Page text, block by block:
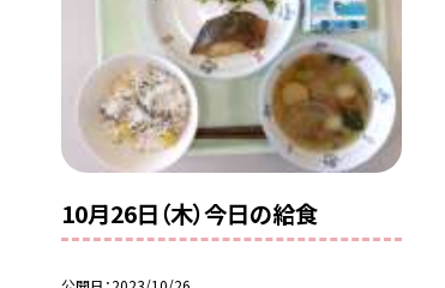
10月26日（木）今日の給食